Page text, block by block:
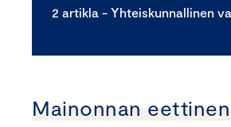
2 artikla - Yhteiskunnallinen
Mainonnan eettinen